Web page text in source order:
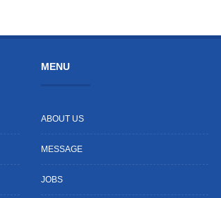
MENU
ABOUT US
MESSAGE
JOBS